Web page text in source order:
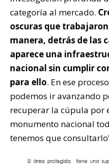
categoría al mercado.
oscuras que
manera, detrás de las
aparece una
nacional sin cumplir
para ello. En ese
podemos ir avanzando
recuperar la cúpula por
monumento nacional
tenemos que